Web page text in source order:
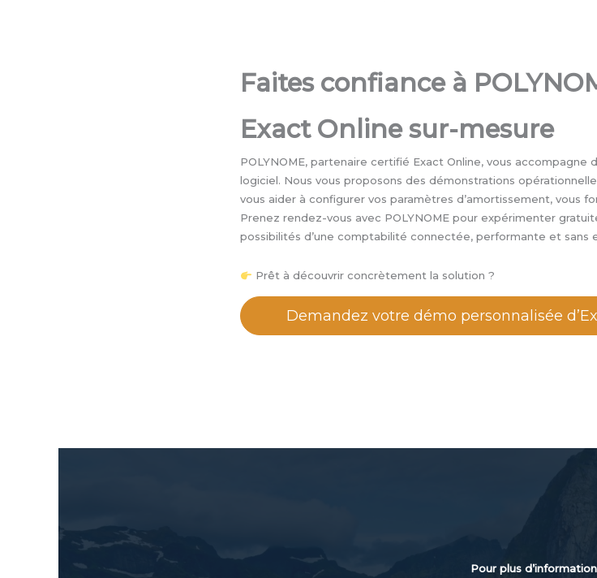
Faites confiance à
Exact Online sur-mesure
POLYNOME, partenaire certifié Exact Online, vous accompagne
logiciel. Nous vous proposons des démonstrations
vous aider à configurer vos paramètres d’amortissement, vous
Prenez rendez-vous avec POLYNOME pour expérimenter
possibilités d’une comptabilité connectée, performante et sans
Prêt à découvrir concrètement la solution ?
Demandez votre démo personnalisée
Pour plus